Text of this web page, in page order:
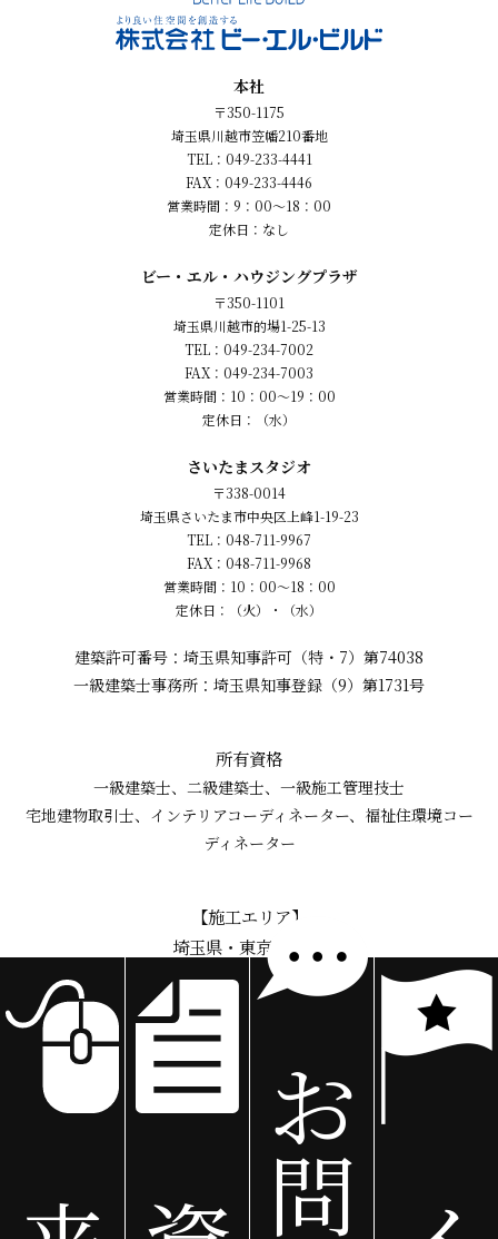
お
問
本社
〒350-1175
埼玉県川越市笠幡210番地
TEL：049-233-4441
FAX：049-233-4446
営業時間：9：00～18：00
定休日：なし
ビー・エル・ハウジングプラザ
〒350-1101
埼玉県川越市的場1-25-13
TEL：049-234-7002
FAX：049-234-7003
営業時間：10：00～19：00
定休日：（水）
さいたまスタジオ
〒338-0014
埼玉県さいたま市中央区上峰1-19-23
TEL：048-711-9967
FAX：048-711-9968
営業時間：10：00～18：00
定休日：（火）・（水）
建築許可番号：埼玉県知事許可（特・7）第74038
一級建築士事務所：埼玉県知事登録（9）第1731号
所有資格
一級建築士、二級建築士、一級施工管理技士
宅地建物取引士、インテリアコーディネーター、福祉住環境コー
ディネーター
【施工エリア】
埼玉県・東京都 全域
神奈川県圏央道付近
その他の県は埼玉県隣接市区町村
川越市、さいたま市、熊谷市、川口市、行田市、秩父市、所沢市、飯能市、加須市、
本庄市、東松山市、春日部市、狭山市、羽生市、鴻巣市、深谷市、上尾市、草加市、
越谷市、蕨市、戸田市、入間市、朝霞市、志木市、和光市、新座市、桶川市、久喜市、
北本市、八潮市、富士見市、三郷市、蓮田市、坂戸市、幸手市、鶴ヶ島市、日高市、
吉川市、ふじみ野市、白岡市、北足立郡、伊奈町、入間郡、三芳町、毛呂山町、越生町、
比企郡、滑川町、嵐山町、小川町、川島町、吉見町、鳩山町、ときがわ町、秩父郡、
横瀬町、皆野町、長瀞町、小鹿野町、東秩父村、児玉郡、美里町、神川町、上里町、
大里郡、寄居町、南埼玉郡、宮代町、北葛飾郡、杉戸町、松伏町